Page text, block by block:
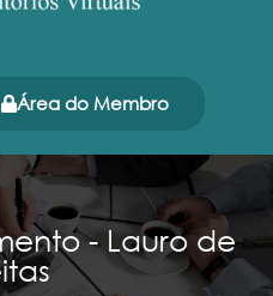
Área do Membro
- Lauro de